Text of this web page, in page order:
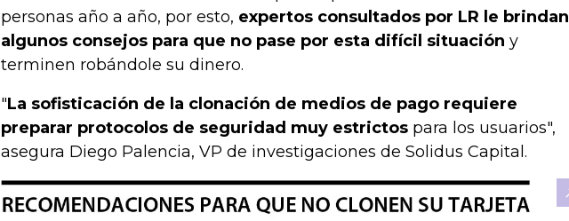
personas año a año, por esto, expertos consultados por LR le brindan
algunos consejos para que no pase por esta difícil situación y
terminen robándole su dinero.
"La sofisticación de la clonación de medios de pago requiere
preparar protocolos de seguridad muy estrictos para los usuarios",
asegura Diego Palencia, VP de investigaciones de Solidus Capital.